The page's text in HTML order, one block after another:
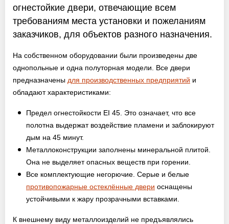
Оптовикам
Новости
Контакты
ЗАПРОСИТЬ РАСЧЕТ
+7 (495) 767-19-79
огнестойкие двери, отвечающие всем
требованиям места установки и пожеланиям
заказчиков, для объектов разного назначения.
На собственном оборудовании были произведены две
однопольные и одна полуторная модели. Все двери
предназначены для производственных предприятий и
обладают характеристиками:
Предел огнестойкости EI 45. Это означает, что все
полотна выдержат воздействие пламени и заблокируют
дым на 45 минут.
Металлоконструкции заполнены минеральной плитой.
Она не выделяет опасных веществ при горении.
Все комплектующие негорючие. Серые и белые
противопожарные остеклённые двери оснащены
устойчивыми к жару прозрачными вставками.
К внешнему виду металлоизделий не предъявлялись